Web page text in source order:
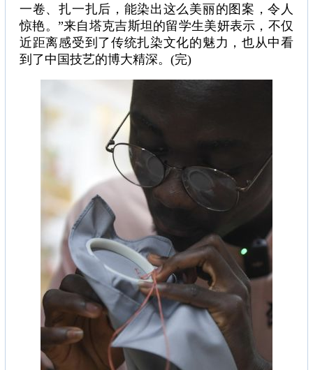
一卷、扎一扎后，能染出这么美丽的图案，令人
惊艳。”来自塔克吉斯坦的留学生美妍表示，不仅
近距离感受到了传统扎染文化的魅力，也从中看
到了中国技艺的博大精深。(完)